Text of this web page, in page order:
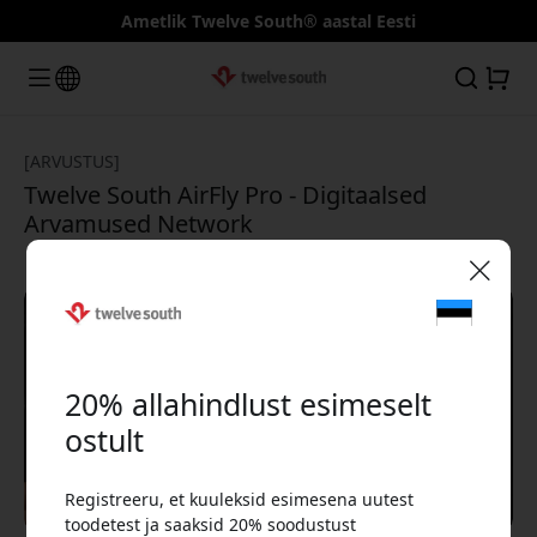
Ametlik Twelve South® aastal Eesti
[ARVUSTUS]
Twelve South AirFly Pro - Digitaalsed
Arvamused Network
20% allahindlust esimeselt
ostult
Registreeru, et kuuleksid esimesena uutest
toodetest ja saaksid 20% soodustust
🎉 Sinu sooduskood:
Kasuta seda koodi kassas, et saada 20%